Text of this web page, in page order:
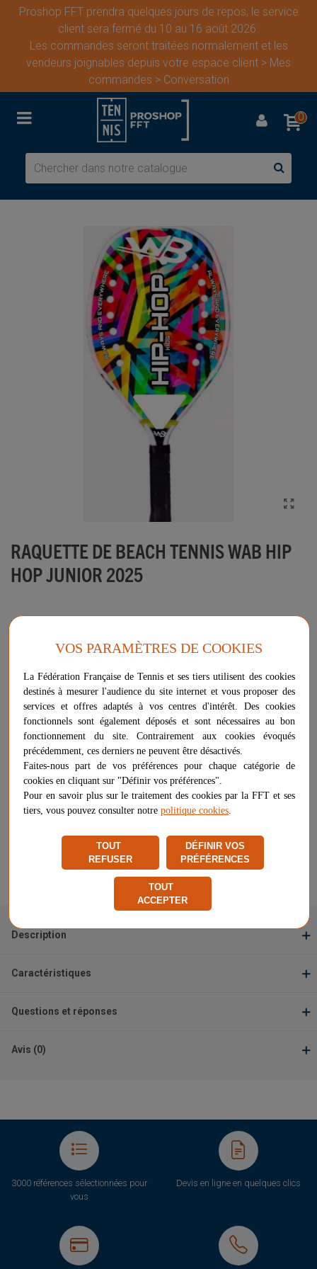
Proshop FFT prendra quelques jours de repos, le service
client sera fermé du 10 au 16 août 2026.
Les commandes seront traitées normalement et les
vendeurs joignables depuis votre espace client > Mes
commandes > Conversation
0
RAQUETTE DE BEACH TENNIS WAB HIP
HOP JUNIOR 2025
Magnifique raquette junior en fibre de verre glossy avec
sablage pour pouvoir découvrir les effets.
Plus d'informations sur ce produit
Voir les questions / réponses
39,00 €
DERNIER ARTICLE EN STOCK
- +
AJOUTER AU PANIER
Options de livraison
Vendu et expédié par PADEL BEACH
Signaler un problème d'ordre juridique
Description
Caractéristiques
Questions et réponses
Avis (0)
3000 références sélectionnées pour
vous
Devis en ligne en quelques clics
VOS PARAMÈTRES DE COOKIES
La Fédération Française de Tennis et ses tiers utilisent des cookies
destinés à mesurer l'audience du site internet et vous proposer des
services et offres adaptés à vos centres d'intérêt. Des cookies
fonctionnels sont également déposés et sont nécessaires au bon
fonctionnement du site. Contrairement aux cookies évoqués
précédemment, ces derniers ne peuvent être désactivés.
Faites-nous part de vos préférences pour chaque catégorie de
cookies en cliquant sur "Définir vos préférences".
Pour en savoir plus sur le traitement des cookies par la FFT et ses
tiers, vous pouvez consulter notre politique cookies.
TOUT
REFUSER
DÉFINIR VOS
PRÉFÉRENCES
TOUT
ACCEPTER